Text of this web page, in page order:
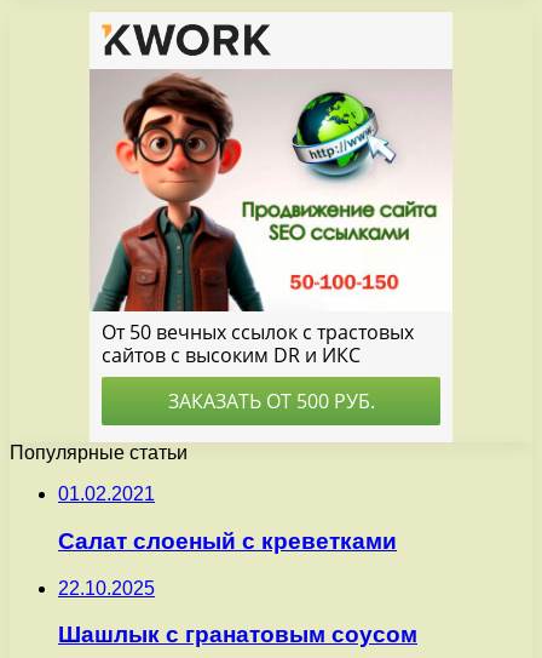
Популярные статьи
01.02.2021
Салат слоеный с креветками
22.10.2025
Шашлык с гранатовым соусом